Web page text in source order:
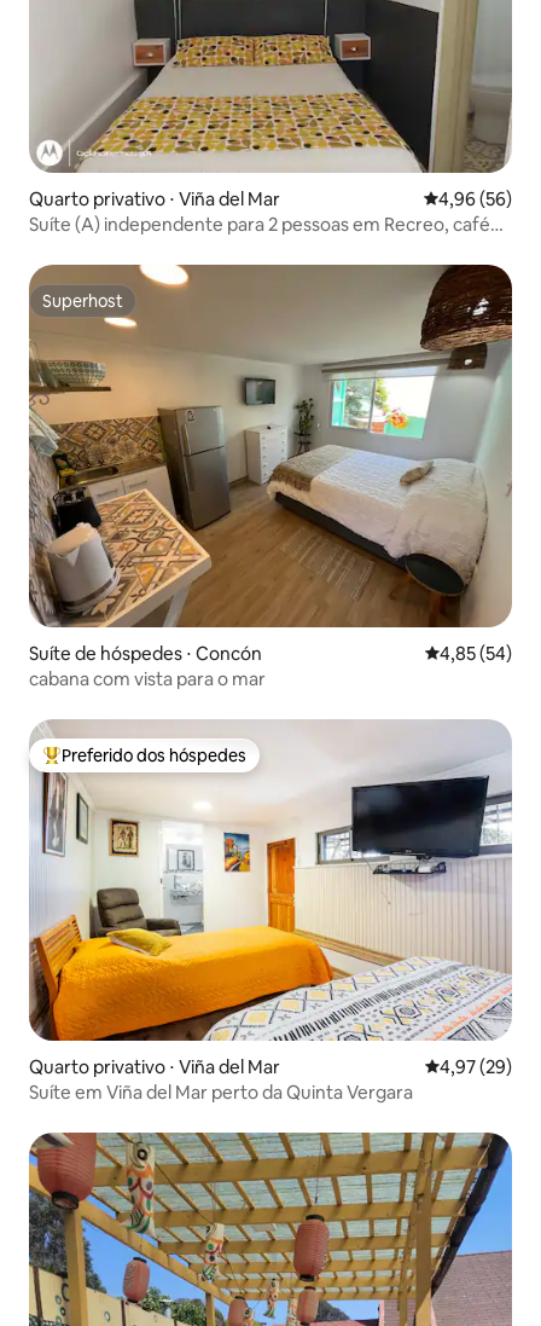
Quarto privativo ⋅ Viña del Mar 4,96 de uma
4,96 (56)
Suíte (A) independente para 2 pessoas em Recreo, café
Superhost
Superhost
Suíte de hóspedes ⋅ Concón 4,85 de uma
4,85 (54)
cabana com vista para o mar
Entre os melhores preferidos dos hóspedes
Preferido dos hóspedes
Quarto privativo ⋅ Viña del Mar 4,97 de uma
4,97 (29)
Suíte em Viña del Mar perto da Quinta Vergara